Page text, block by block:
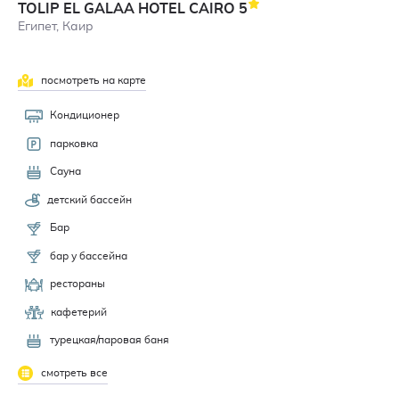
TOLIP EL GALAA HOTEL CAIRO 5
Египет, Каир
посмотреть на карте
Кондиционер
парковка
Сауна
детский бассейн
Бар
бар у бассейна
рестораны
кафетерий
турецкая/паровая баня
смотреть все